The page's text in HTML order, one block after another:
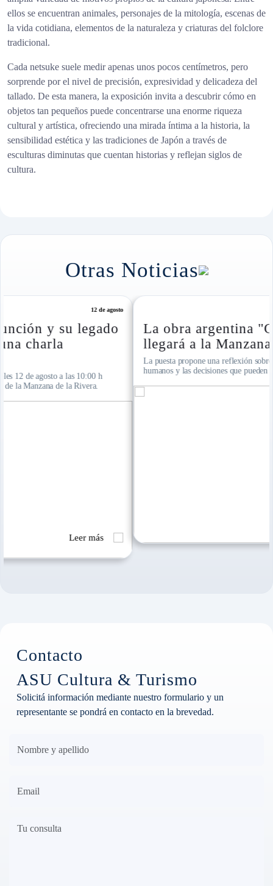
ellos se encuentran animales, personajes de la mitología, escenas de
la vida cotidiana, elementos de la naturaleza y criaturas del folclore
tradicional.
Cada netsuke suele medir apenas unos pocos centímetros, pero
sorprende por el nivel de precisión, expresividad y delicadeza del
tallado. De esta manera, la exposición invita a descubrir cómo en
objetos tan pequeños puede concentrarse una enorme riqueza
cultural y artística, ofreciendo una mirada íntima a la historia, la
sensibilidad estética y las tradiciones de Japón a través de
esculturas diminutas que cuentan historias y reflejan siglos de
cultura.
Otras Noticias
La obra argentina "Cosa de hombres"
llegará a la Manzana de la Rivera
La puesta propone una reflexión sobre la amistad, los vínculos
humanos y las decisiones que pueden cambiar el rumbo de una vida
Contacto
ASU Cultura & Turismo
Solicitá información mediante nuestro formulario y un
representante se pondrá en contacto en la brevedad.